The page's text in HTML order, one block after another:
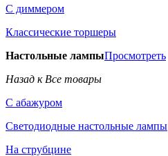
С диммером
Классические торшеры
Настольные лампыПросмотреть
Назад к Все товары
С абажуром
Светодиодные настольные лампы
На струбцине